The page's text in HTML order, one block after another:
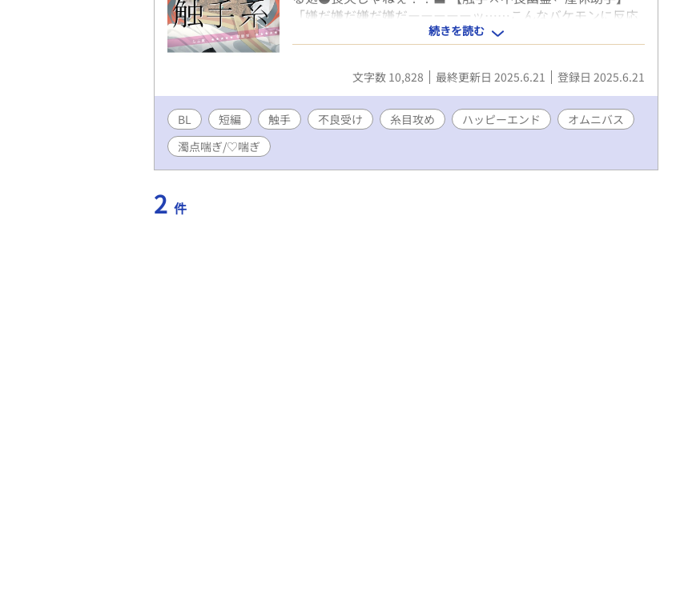
「嫌だ嫌だ嫌だ嫌だーーーーーッ……こんなバケモンに反応
するなんて、クソッタレがッ、もっ、さっさと退治しやがれ
ッッ！ 生き恥曝さすなッッ！」 「生き恥って。君、もう死
んじゃってるでしょうに。正しく言うならば死に恥ってとこ
ろでしょうか」 「とっとと成仏させろーーーーーッッ！！」
せん/お下品注意▲ ■表紙イラストは[ジュエルセイバーFREE]
続きを読む
文字数 10,828 最終更新日 2025.6.21 登録日 2025.6.21
BL 短編 触手 不良受け 糸目攻め ハッピーエンド
オムニバス
濁点喘ぎ/♡喘ぎ
2 件